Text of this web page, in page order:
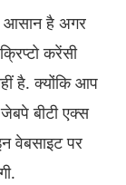
आसान है अगर
करेंसी
है. क्योंकि आप
बीटी एक्स
वेबसाइट पर